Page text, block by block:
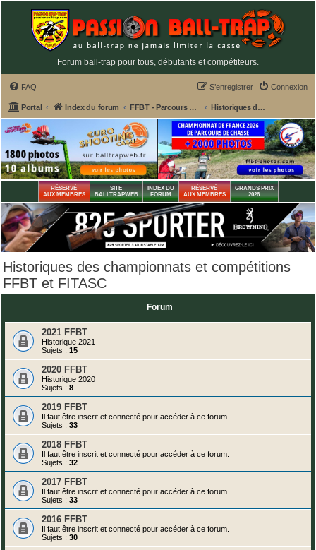
Forum ball-trap pour tous, débutants et compétiteurs.
FAQ Connexion
S’enregistrer
Portal Index du forum FFBT - Parcours chasse, Compak, English Sporting, FU, DTL, Hélices, Sanglier courant Historiques des championnats et compétitions FFBT et FITASC
RÉSERVÉ
AUX MEMBRES
SITE
BALLTRAPWEB
INDEX DU
FORUM
RÉSERVÉ
AUX MEMBRES
GRANDS PRIX
2026
Historiques des championnats et compétitions
FFBT et FITASC
Forum
2021 FFBT
Historique 2021
Sujets : 15
2020 FFBT
Historique 2020
Sujets : 8
2019 FFBT
Il faut être inscrit et connecté pour accéder à ce forum.
Sujets : 33
2018 FFBT
Il faut être inscrit et connecté pour accéder à ce forum.
Sujets : 32
2017 FFBT
Il faut être inscrit et connecté pour accéder à ce forum.
Sujets : 33
2016 FFBT
Il faut être inscrit et connecté pour accéder à ce forum.
Sujets : 30